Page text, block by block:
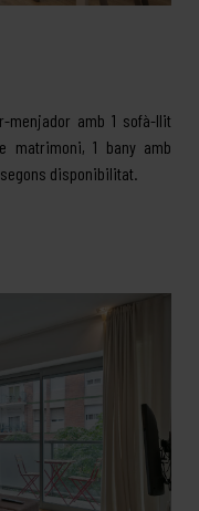
menjador amb 1 sofà-llit
matrimoni, 1 bany amb
segons disponibilitat.